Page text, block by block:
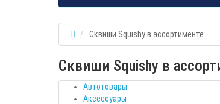
Сквиши Squishy в ассортименте
Сквиши Squishy в
Автотовары
Аксессуары